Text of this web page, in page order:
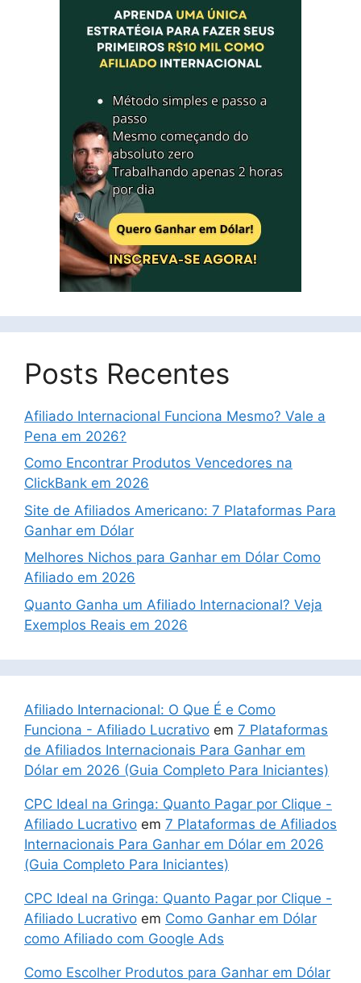
Posts Recentes
Afiliado Internacional Funciona Mesmo? Vale a
Pena em 2026?
Como Encontrar Produtos Vencedores na
ClickBank em 2026
Site de Afiliados Americano: 7 Plataformas Para
Ganhar em Dólar
Melhores Nichos para Ganhar em Dólar Como
Afiliado em 2026
Quanto Ganha um Afiliado Internacional? Veja
Exemplos Reais em 2026
Afiliado Internacional: O Que É e Como
Funciona - Afiliado Lucrativo em 7 Plataformas
de Afiliados Internacionais Para Ganhar em
Dólar em 2026 (Guia Completo Para Iniciantes)
CPC Ideal na Gringa: Quanto Pagar por Clique -
Afiliado Lucrativo em 7 Plataformas de Afiliados
Internacionais Para Ganhar em Dólar em 2026
(Guia Completo Para Iniciantes)
CPC Ideal na Gringa: Quanto Pagar por Clique -
Afiliado Lucrativo em Como Ganhar em Dólar
como Afiliado com Google Ads
Como Escolher Produtos para Ganhar em Dólar